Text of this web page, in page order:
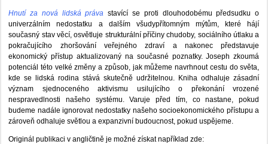
Hnutí za nová lidská práva stavící se proti dlouhodobému předsudku o
univerzálním nedostatku a dalším všudypřítomným mýtům, které hájí
současný stav věcí, osvětluje strukturální příčiny chudoby, sociálního útlaku a
pokračujícího zhoršování veřejného zdraví a nakonec představuje
ekonomický přístup aktualizovaný na současné poznatky. Joseph zkoumá
potenciál této velké změny a způsob, jak můžeme navrhnout cestu do světa,
kde se lidská rodina stává skutečně udržitelnou. Kniha odhaluje zásadní
význam sjednoceného aktivismu usilujícího o překonání vrozené
nespravedlnosti našeho systému. Varuje před tím, co nastane, pokud
budeme nadále ignorovat nedostatky našeho socioekonomického přístupu a
zároveň odhaluje světlou a expanzivní budoucnost, pokud uspějeme.
Originál publikaci v angličtině je možné získat například zde: